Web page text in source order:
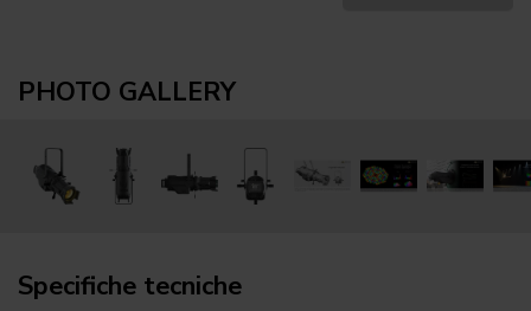
PHOTO GALLERY
Specifiche tecniche